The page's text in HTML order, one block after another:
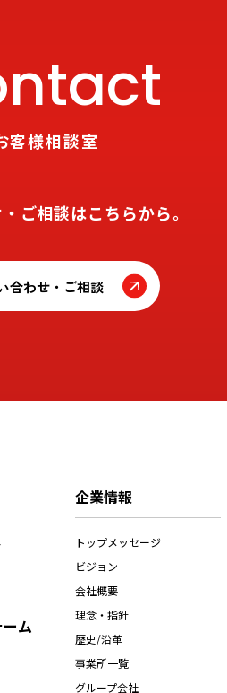
客様相談室
ご相談はこちらから。
合わせ・ご相談
ム
企業情報
トップメッセージ
ビジョン
会社概要
理念・指針
歴史/沿革
事業所一覧
グループ会社